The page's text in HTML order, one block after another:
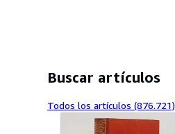
Buscar artículos
Todos los artículos (876.721)